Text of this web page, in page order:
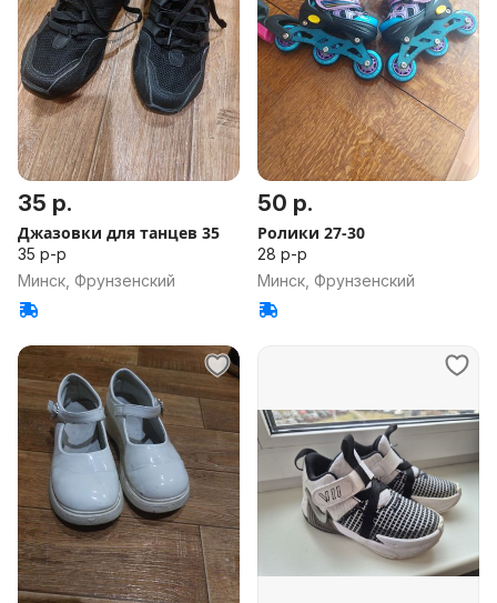
35 р.
Джазовки для танцев 35
35 р-р
Минск, Фрунзенский
50 р.
Ролики 27-30
28 р-р
Минск, Фрунзенский